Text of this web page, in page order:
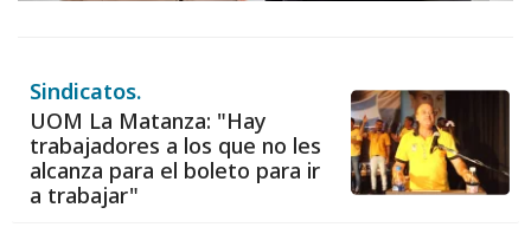
Sindicatos.
UOM La Matanza: "Hay
trabajadores a los que no les
alcanza para el boleto para ir
a trabajar"